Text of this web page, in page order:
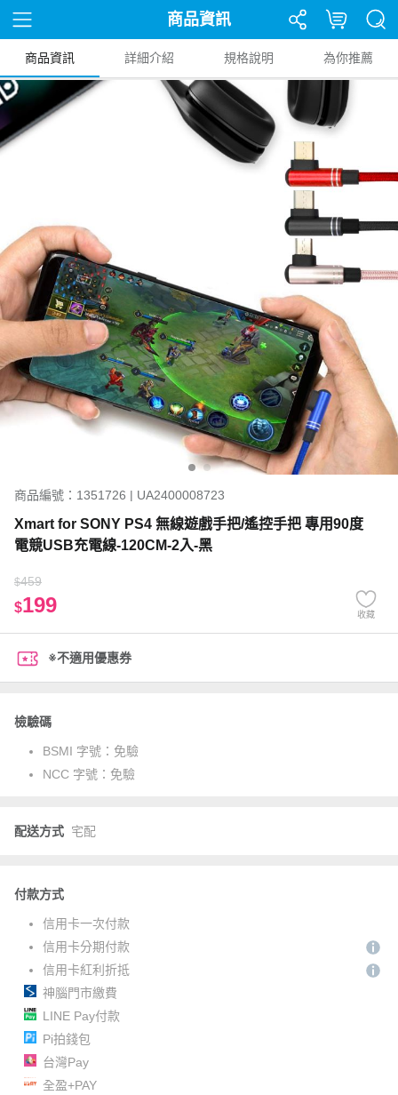
商品資訊
商品資訊 詳細介紹 規格說明 為你推薦
商品編號：1351726 | UA2400008723
Xmart for SONY PS4 無線遊戲手把/遙控手把 專用90度
電競USB充電線-120CM-2入-黑
$459
$199 收藏
※不適用優惠券
檢驗碼
BSMI 字號： 免驗
NCC 字號： 免驗
配送方式 宅配
付款方式
信用卡一次付款
信用卡分期付款
信用卡紅利折抵
神腦門市繳費
LINE Pay付款
Pi拍錢包
台灣Pay
全盈+PAY